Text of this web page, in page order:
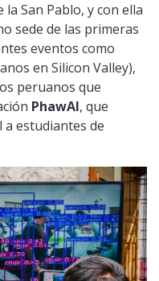
San Pablo, y con ella
sede de las primeras
eventos como
en Silicon Valley),
peruanos que
PhawAI, que
estudiantes de